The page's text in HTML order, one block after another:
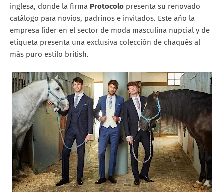
inglesa, donde la firma Protocolo presenta su renovado
catálogo para novios, padrinos e invitados. Este año la
empresa líder en el sector de moda masculina nupcial y de
etiqueta presenta una exclusiva colección de chaqués al
más puro estilo british.